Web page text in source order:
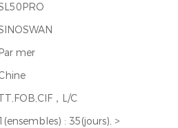
Par mer
，L/C
: 35(jours), >